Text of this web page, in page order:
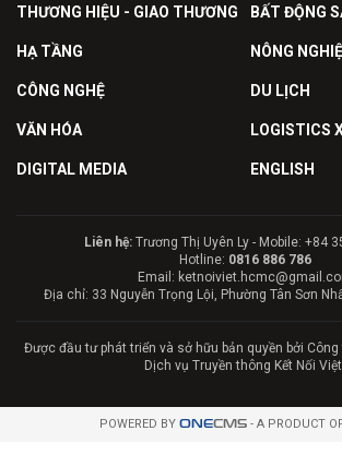
THƯƠNG HIỆU - GIAO THƯƠNG BẤT ĐỘNG
HẠ TẦNG NÔNG
CÔNG NGHỆ DU LỊCH
VĂN HÓA LOGISTICS
DIGITAL MEDIA ENGLISH
Liên hệ:Trương Thị Uyên Ly - Mobile: +84
Hotline: 0816 886 786
Email:
Địa chỉ: 33 Nguyễn Trọng Lội, Phường Tân Sơn
Được đầu tư phát triển và sở hữu bản quyền bởi Công
Dịch vụ Truyền thông Kết Nối Việt.
POWERED BY ONECMS- A PRODUCT